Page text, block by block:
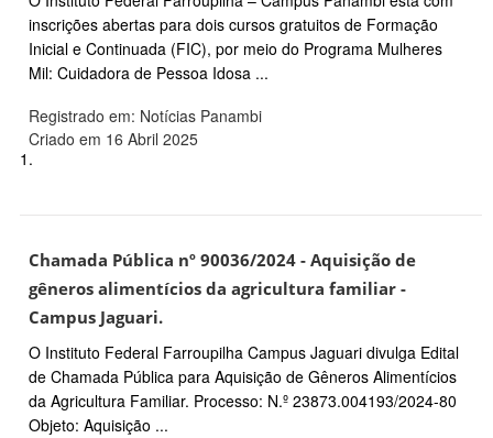
inscrições abertas para dois cursos gratuitos de Formação
Inicial e Continuada (FIC), por meio do Programa Mulheres
Mil: Cuidadora de Pessoa Idosa ...
Registrado em: Notícias Panambi
Criado em 16 Abril 2025
1.
Chamada Pública nº 90036/2024 - Aquisição de
gêneros alimentícios da agricultura familiar -
Campus Jaguari.
O Instituto Federal Farroupilha Campus Jaguari divulga Edital
de Chamada Pública para Aquisição de Gêneros Alimentícios
da Agricultura Familiar. Processo: N.º 23873.004193/2024-80
Objeto: Aquisição ...